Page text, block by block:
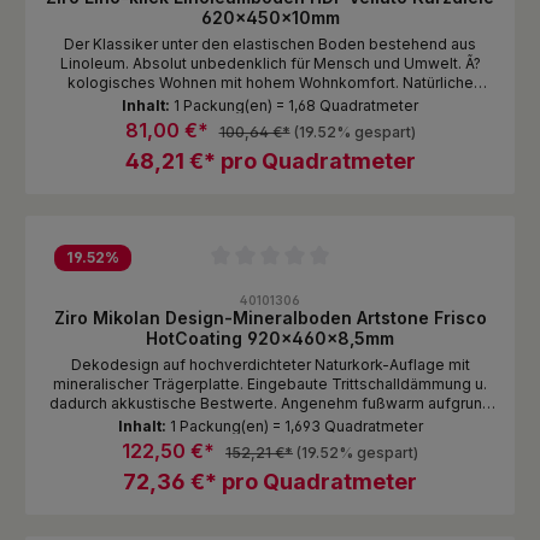
620x450x10mm
Der Klassiker unter den elastischen Boden bestehend aus
Linoleum. Absolut unbedenklich für Mensch und Umwelt. Ã?
kologisches Wohnen mit hohem Wohnkomfort. Natürliche
Rohstoffe die den Boden extrem strapazierfähig, hygienisch
und pflegeleicht machen.Lino-klick ist ein robuster, nahezu
unverwüstlicher Fertigfußboden aus Linoleum, dem Klassiker
unter den elastischen Bodenbelägen. Lino-klick steht für
umweltbewusstes Wohnen, verbunden mit hohem Komfort. Die
von Natur aus antistatisch, fleckenunempfindlich und
pflegeleicht. Das macht ihn zum idealen Bodenbelag für
Wohnbereiche wie Kinderzimmer, Küche, Esszimmer oder Flure.
48,21 €* pro Quadratmeter
81,00 €* 100,64 €* (19.52% gespart)
Inhalt: 1 Packung(en) = 1,68 Quadratmeter
19.52%
40101306
Ziro Mikolan Design-Mineralboden Artstone Frisco
HotCoating 920x460x8,5mm
Dekodesign auf hochverdichteter Naturkork-Auflage mit
mineralischer Trägerplatte. Eingebaute Trittschalldämmung u.
dadurch akkustische Bestwerte. Angenehm fußwarm aufgrund
seiner idealen Wärmeleitfähigkeit. Für Feuchträume
geeignet.Der mineralische Bodenbelag mit einer extra Schicht
Naturkork bietet alles, was man heute unter einem Naturboden
unter Berücksichtigung des Umwelt- und
Klimaschutzgedankens versteht. Er verbindet gesundes
72,36 €* pro Quadratmeter
122,50 €* 152,21 €* (19.52% gespart)
Inhalt: 1 Packung(en) = 1,693 Quadratmeter